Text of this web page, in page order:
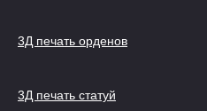
3Д печать орденов
3Д печать статуй